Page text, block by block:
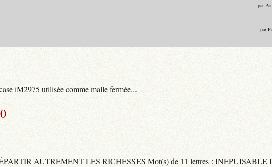
par
par
iM2975 utilisée comme malle fermée...
AUTREMENT LES RICHESSES Mot(s) de 11 lettres :